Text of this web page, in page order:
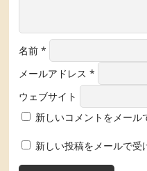
名前*
メールアドレス*
ウェブサイト
新しいコメントをメール
新しい投稿をメールで受